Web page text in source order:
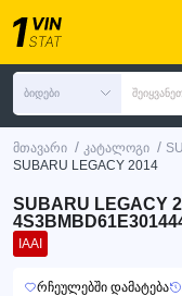
ბიდები
მთავარი / კატალოგი /
SUBARU LEGACY 2014
SUBARU LEGACY
IAAI
რჩეულებში დამატება